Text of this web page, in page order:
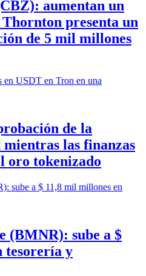
aumentan un
presenta un
de 5 mil millones
de la
las finanzas
oro tokenizado
(BMNR): sube a $
tesorería y